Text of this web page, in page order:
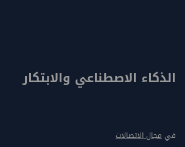
الذكاء الاصطناعي والابتكار
في مجال الاتصالات